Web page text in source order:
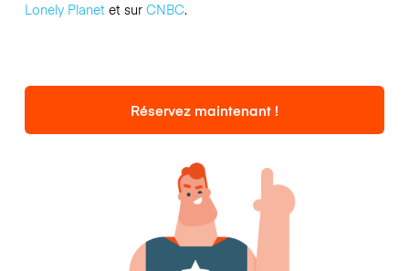
Lonely Planetet sur CNBC.
Réservez maintenant !